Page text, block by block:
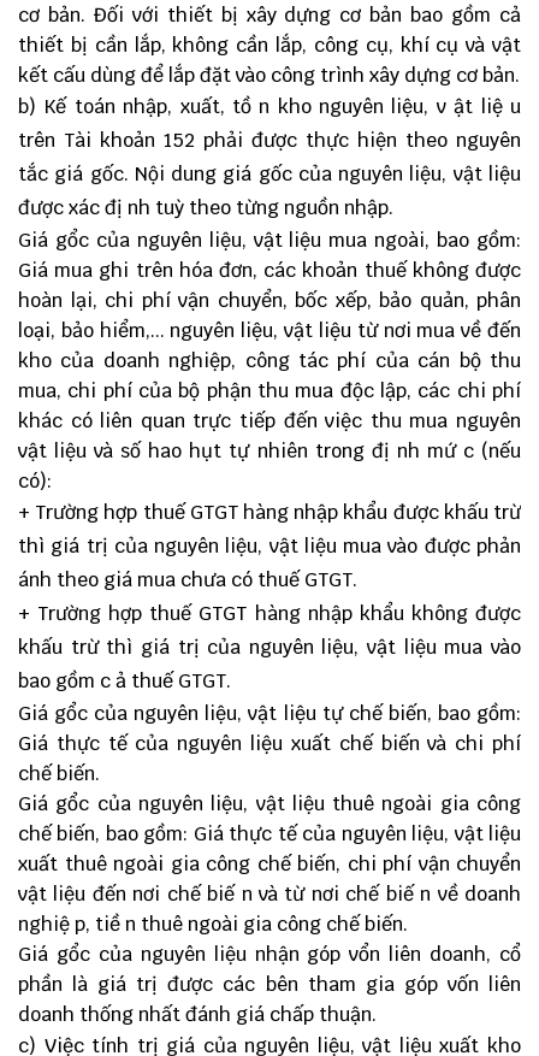
cơ bản. Đối với thiết bị xây dựng cơ bản bao gồm cả
thiết bị cần lắp, không cần lắp, công cụ, khí cụ và vật
kết cấu dùng để lắp đặt vào công trình xây dựng cơ bản.
b) Kế toán nhập, xuất, tồ n kho nguyên liệu, v ật liệ u
trên Tài khoản 152 phải được thực hiện theo nguyên
tắc giá gốc. Nội dung giá gốc của nguyên liệu, vật liệu
được xác đị nh tuỳ theo từng nguồn nhập.
Giá gổc của nguyên liệu, vật liệu mua ngoài, bao gồm:
Giá mua ghi trên hóa đơn, các khoản thuế không được
hoàn lại, chi phí vận chuyển, bốc xếp, bảo quản, phân
loại, bảo hiểm,... nguyên liệu, vật liệu từ nơi mua về đến
kho của doanh nghiệp, công tác phí của cán bộ thu
mua, chi phí của bộ phận thu mua độc lập, các chi phí
khác có liên quan trực tiếp đến việc thu mua nguyên
vật liệu và số hao hụt tự nhiên trong đị nh mứ c (nếu
có):
+ Trường hợp thuế GTGT hàng nhập khẩu được khấu trừ
thì giá trị của nguyên liệu, vật liệu mua vào được phản
ánh theo giá mua chưa có thuế GTGT.
+ Trường hợp thuế GTGT hàng nhập khẩu không được
khấu trừ thì giá trị của nguyên liệu, vật liệu mua vào
bao gồm c ả thuế GTGT.
Giá gổc của nguyên liệu, vật liệu tự chế biến, bao gồm:
Giá thực tế của nguyên liệu xuất chế biến và chi phí
chế biến.
Giá gổc của nguyên liệu, vật liệu thuê ngoài gia công
chế biến, bao gồm: Giá thực tế của nguyên liệu, vật liệu
xuất thuê ngoài gia công chế biến, chi phí vận chuyển
vật liệu đến nơi chế biế n và từ nơi chế biế n về doanh
nghiệ p, tiề n thuê ngoài gia công chế biến.
Giá gổc của nguyên liệu nhận góp vổn liên doanh, cổ
phần là giá trị được các bên tham gia góp vốn liên
doanh thống nhất đánh giá chấp thuận.
c) Việc tính trị giá của nguyên liệu, vật liệu xuất kho